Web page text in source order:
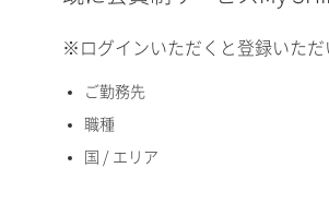
国 / エリア
※ログインいただくと登録いただ
ご勤務先
職種
国 / エリア